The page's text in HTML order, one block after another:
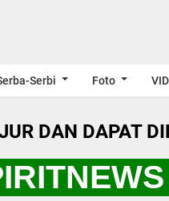
Serbi Foto
DAN DAPAT